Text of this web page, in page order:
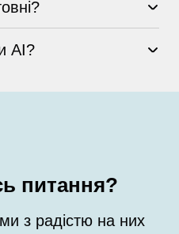
AI?
питання?
з радістю на них